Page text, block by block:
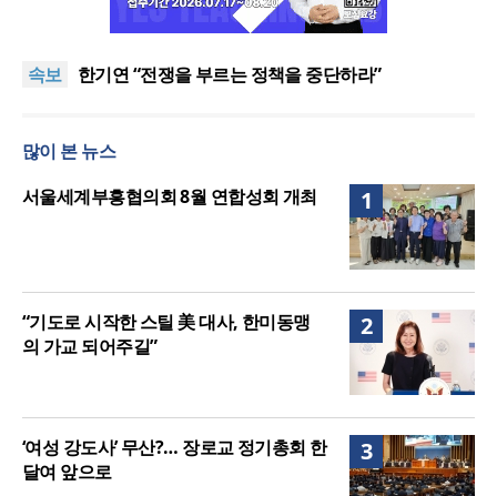
속보
“한국 복음의 시작에는 미국보다 먼저 일본이 있었습
주길”
한기연 “전쟁을 부르는 정책을 중단하라”
성회 위해 협력
“한국 복음의 시작에는 미국보다 먼저 일본이 있었습
“기도로 시작한 스틸 美 대사, 한미동맹의 가교 되어
주길”
많이 본 뉴스
1
서울세계부흥협의회 8월 연합성회 개최
2
“기도로 시작한 스틸 美 대사, 한미동맹
의 가교 되어주길”
3
‘여성 강도사’ 무산?… 장로교 정기총회 한
달여 앞으로